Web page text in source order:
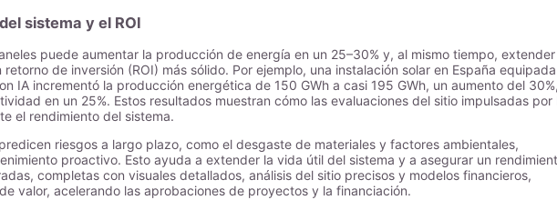
sistema y el ROI
puede aumentar la producción de energía en un 25–30% y, al mismo tiempo, extender
de inversión (ROI) más sólido. Por ejemplo, una instalación solar en España equipada
IA incrementó la producción energética de 150 GWh a casi 195 GWh, un aumento del
en un 25%. Estos resultados muestran cómo las evaluaciones del sitio impulsadas por
el rendimiento del sistema.
riesgos a largo plazo, como el desgaste de materiales y factores ambientales,
proactivo. Esto ayuda a extender la vida útil del sistema y a asegurar un
completas con visuales detallados, análisis del sitio precisos y modelos financieros,
valor, acelerando las aprobaciones de proyectos y la financiación.